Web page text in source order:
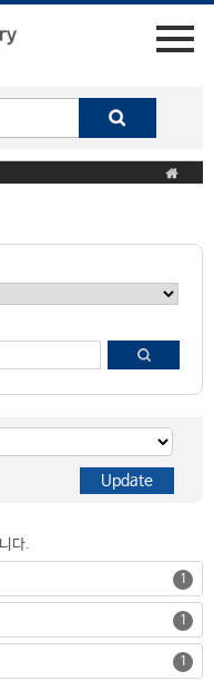
다.
1
1
1